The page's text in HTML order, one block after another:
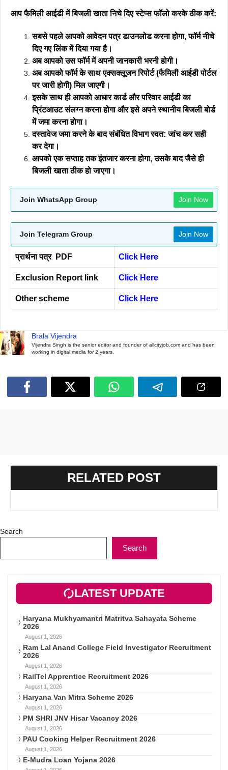
आप फैमिली आईडी में बिजली खाता निचे दिए स्टेप्स फॉलो करके ठीक करें:
सबसे पहले आपको आवेदन पत्र डाउनलोड करना होगा, फॉर्म नीचे
दिए गए लिंक में दिया गया है।
अब आपको उस फॉर्म में अपनी जानकारी भरनी होगी।
अब आपको फॉर्म के साथ एक्सक्लूजन रिपोर्ट (फैमिली आईडी पोर्टल
पर जारी होगी) मिल जाएगी।
इसके साथ ही आपको आधार कार्ड और परिवार आईडी का
प्रिंटआउट संलग्न करना होगा और इसे अपने स्थानीय बिजली बोर्ड
में जमा करना होगा।
दस्तावेज जमा करने के बाद संबंधित विभाग स्वत: जांच कर सही
कर देगा।
आपको एक सप्ताह तक इंतजार करना होगा, उसके बाद जैसे ही
बिजली खाता ठीक हो जाएगा।
Join WhatsApp Group Join Now
Join Telegram Group Join Now
प्रार्थना पत्र PDF Click Here
Exclusion Report link Click Here
Other scheme Click Here
Brala Vijendra
Vijendra Singh is the senior editor and founder of allcityjob.com and has been
working in digital media for 2 years.
RELATED POST
Search
Search
LATEST UPDATE
Haryana Mukhyamantri Matritva Sahayata Scheme
2026
August 1, 2026
Ram Lal Anand College Field Investigator Recruitment
2026
August 1, 2026
RailTel Apprentice Recruitment 2026
August 1, 2026
Haryana Van Mitra Scheme 2026
August 1, 2026
PM SHRI JNV Hisar Vacancy 2026
August 1, 2026
PAU Cooking Helper Recruitment 2026
August 1, 2026
E-Mudra Loan Yojana 2026